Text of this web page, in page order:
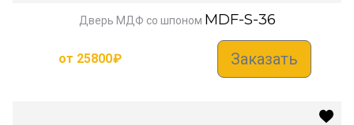
Дверь МДФ со шпоном MDF-S-36
от 25800₽ Заказать